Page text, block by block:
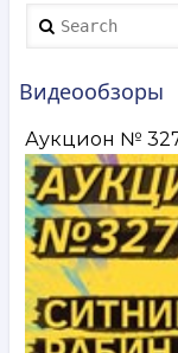
Search
Видеообзоры
Аукцион № 327.